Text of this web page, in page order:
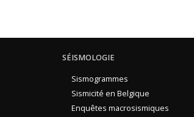
SÉISMOLOGIE
Sismogrammes
Sismicité en Belgique
Enquêtes macrosismiques